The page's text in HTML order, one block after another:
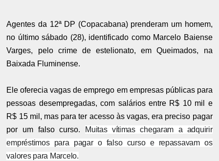
Agentes da 12ª DP (Copacabana) prenderam um homem,
no último sábado (28), identificado como Marcelo Baiense
Varges, pelo crime de estelionato, em Queimados, na
Baixada Fluminense.
Ele oferecia vagas de emprego em empresas públicas para
pessoas desempregadas, com salários entre R$ 10 mil e
R$ 15 mil, mas para ter acesso às vagas, era preciso pagar
por um falso curso.
Muitas vítimas chegaram a adquirir
empréstimos para pagar o falso curso e repassavam os
valores para Marcelo.